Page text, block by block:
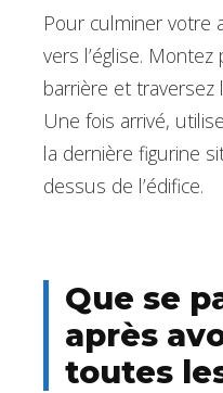
Pour culminer votre
vers l’église.
barrière et traversez
Une fois arrivé,
la dernière figurine
dessus de l’édifice.
Que se
après
toutes